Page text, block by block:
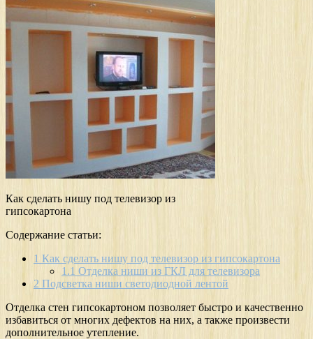
Как сделать нишу под телевизор из
гипсокартона
Содержание статьи:
1 Как сделать нишу под телевизор из гипсокартона
1.1 Отделка ниши из ГКЛ для телевизора
2 Подсветка ниши светодиодной лентой
Отделка стен гипсокартоном позволяет быстро и качественно
избавиться от многих дефектов на них, а также произвести
дополнительное утепление.